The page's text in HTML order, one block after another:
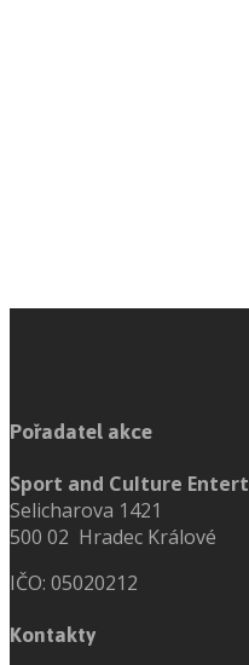
Pořadatel akce
Sport and Culture
Selicharova 1421
500 02 Hradec Králové
IČO: 05020212
Kontakty